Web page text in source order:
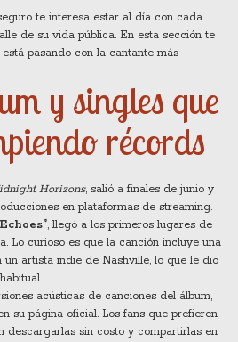
te interesa estar al día con cada
de su vida pública. En esta sección te
pasando con la cantante más
y singles que
récords
Horizons, salió a finales de junio y
en plataformas de streaming.
, llegó a los primeros lugares de
Lo curioso es que la canción incluye una
un artista indie de Nashville, lo que le dio
acústicas de canciones del álbum,
su página oficial. Los fans que prefieren
descargarlas sin costo y compartirlas en